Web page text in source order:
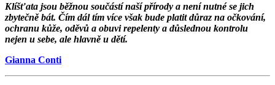
Klíšťata jsou běžnou součástí naší přírody a není nutné se jich
zbytečně bát. Čím dál tím více však bude platit důraz na očkování,
ochranu kůže, oděvů a obuvi repelenty a důslednou kontrolu
nejen u sebe, ale hlavně u dětí.
Gianna Conti